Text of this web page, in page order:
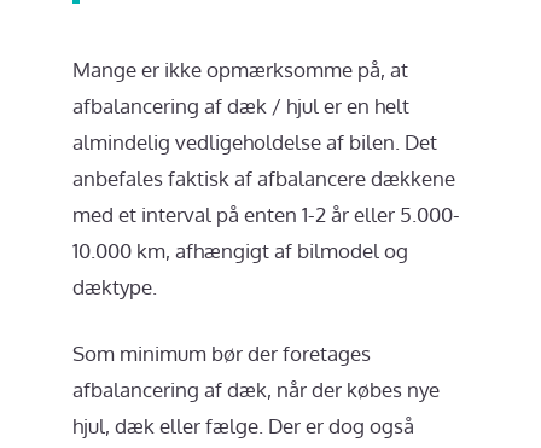
Mange er ikke opmærksomme på, at
afbalancering af dæk / hjul er en helt
almindelig vedligeholdelse af bilen. Det
anbefales faktisk af afbalancere dækkene
med et interval på enten 1-2 år eller 5.000-
10.000 km, afhængigt af bilmodel og
dæktype.
Som minimum bør der foretages
afbalancering af dæk, når der købes nye
hjul, dæk eller fælge. Der er dog også